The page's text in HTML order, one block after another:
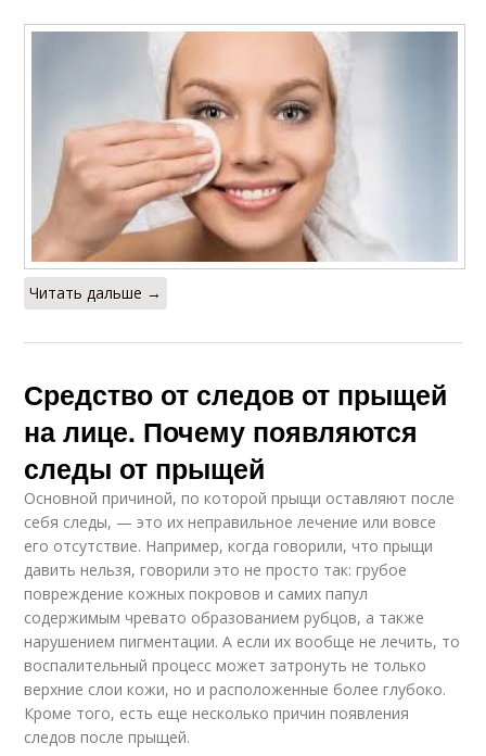
Читать дальше →
Средство от следов от прыщей
на лице. Почему появляются
следы от прыщей
Основной причиной, по которой прыщи оставляют после
себя следы, — это их неправильное лечение или вовсе
его отсутствие. Например, когда говорили, что прыщи
давить нельзя, говорили это не просто так: грубое
повреждение кожных покровов и самих папул
содержимым чревато образованием рубцов, а также
нарушением пигментации. А если их вообще не лечить, то
воспалительный процесс может затронуть не только
верхние слои кожи, но и расположенные более глубоко.
Кроме того, есть еще несколько причин появления
следов после прыщей.